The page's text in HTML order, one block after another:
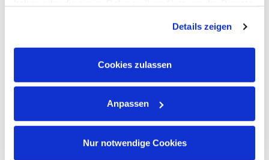
Verarbeitung Ihrer Daten in den USA ein. Alle weiteren
Informationen zu Cookies finden Sie in unseren
Datenschutzhinweisen.
Details zeigen
Cookies zulassen
Anpassen
Nur notwendige Cookies
Arbeiten, wo man lebt:Regionale Projekte
sorgen dafür, dass jeder Abend wieder zuhause
Vergütung & Zusatzleistungen:Bezahlung nach
Tarif, Zuschuss zum Kita-Platz, Jubiläumsprämien
Urlaubs- und Weihnachtsgeld:Zur besseren
Flexibilität & Erholung:
30 Tage Urlaub, 38,5
Wochenstunden
Vorsorge & Gesundheit:Zuschuss zur